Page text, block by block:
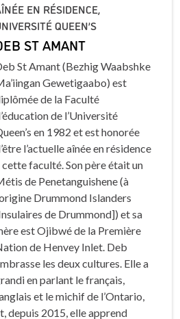
EN RÉSIDENCE,
QUEEN’S
ST AMANT
St Amant (Bezhig Waabshke
Gewetigaabo) est
de la Faculté
de l’Université
en 1982 et est honorée
l’actuelle aînée en résidence
cette faculté. Son père était un
de Penetanguishene (à
Drummond Islanders
de Drummond]) et sa
est Ojibwé de la Première
de Henvey Inlet. Deb
les deux cultures. Elle a
en parlant le français,
et le michif de l’Ontario,
depuis 2015, elle apprend